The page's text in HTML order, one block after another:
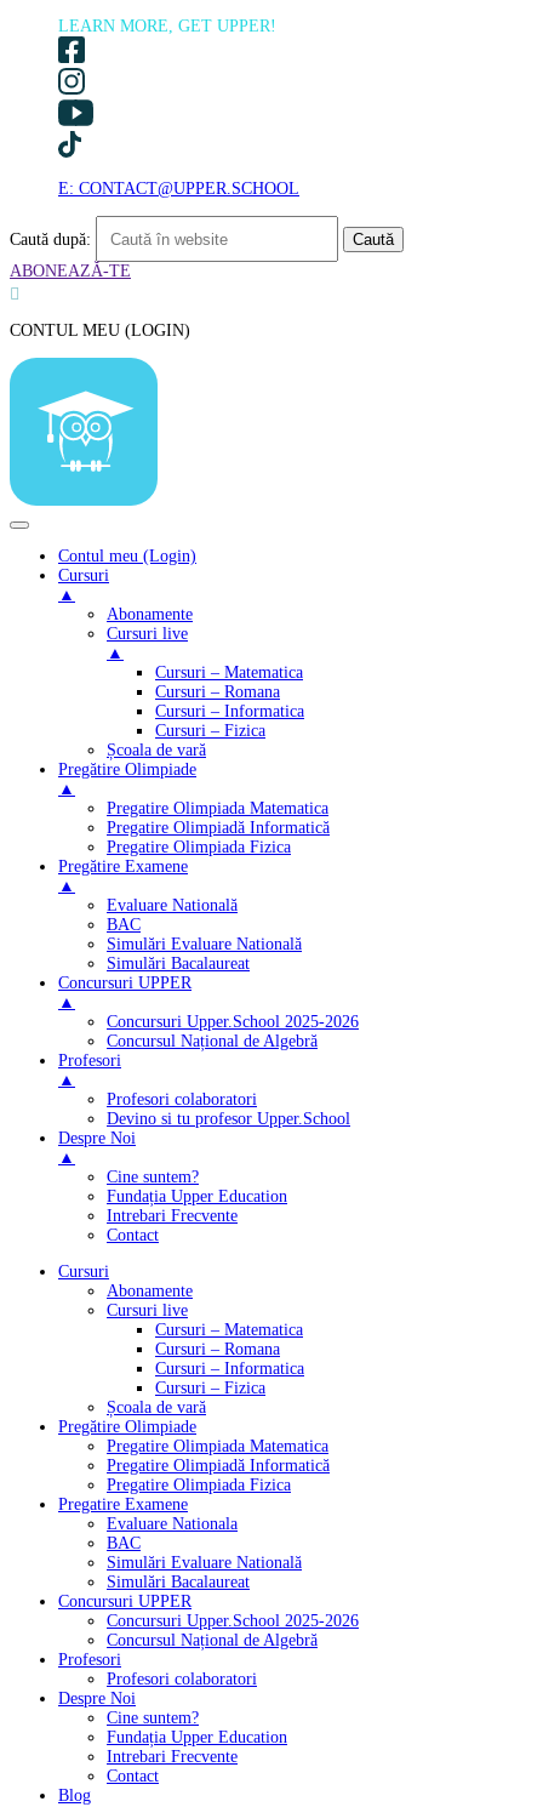
LEARN MORE, GET UPPER!
E: CONTACT@UPPER.SCHOOL
Caută după:
ABONEAZĂ-TE

CONTUL MEU (LOGIN)
Contul meu (Login)
Cursuri
▲
Abonamente
Cursuri live
▲
Cursuri – Matematica
Cursuri – Romana
Cursuri – Informatica
Cursuri – Fizica
Școala de vară
Pregătire Olimpiade
▲
Pregatire Olimpiada Matematica
Pregatire Olimpiadă Informatică
Pregatire Olimpiada Fizica
Pregătire Examene
▲
Evaluare Natională
BAC
Simulări Evaluare Natională
Simulări Bacalaureat
Concursuri UPPER
▲
Concursuri Upper.School 2025-2026
Concursul Național de Algebră
Profesori
▲
Profesori colaboratori
Devino si tu profesor Upper.School
Despre Noi
▲
Cine suntem?
Fundația Upper Education
Intrebari Frecvente
Contact
Cursuri
Abonamente
Cursuri live
Cursuri – Matematica
Cursuri – Romana
Cursuri – Informatica
Cursuri – Fizica
Școala de vară
Pregătire Olimpiade
Pregatire Olimpiada Matematica
Pregatire Olimpiadă Informatică
Pregatire Olimpiada Fizica
Pregatire Examene
Evaluare Nationala
BAC
Simulări Evaluare Natională
Simulări Bacalaureat
Concursuri UPPER
Concursuri Upper.School 2025-2026
Concursul Național de Algebră
Profesori
Profesori colaboratori
Despre Noi
Cine suntem?
Fundația Upper Education
Intrebari Frecvente
Contact
Blog